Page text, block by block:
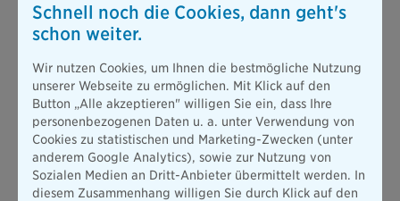
Schnell noch die Cookies, dann geht's
schon weiter.
Wir nutzen Cookies, um Ihnen die bestmögliche Nutzung
unserer Webseite zu ermöglichen. Mit Klick auf den
Button „Alle akzeptieren" willigen Sie ein, dass Ihre
personenbezogenen Daten u. a. unter Verwendung von
Cookies zu statistischen und Marketing-Zwecken (unter
anderem Google Analytics), sowie zur Nutzung von
Sozialen Medien an Dritt-Anbieter übermittelt werden. In
diesem Zusammenhang willigen Sie durch Klick auf den